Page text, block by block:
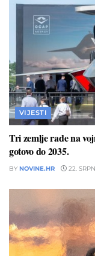
VIJESTI
Tri zemlje rade na
gotovo do 2035.
BY NOVINE.HR 22.